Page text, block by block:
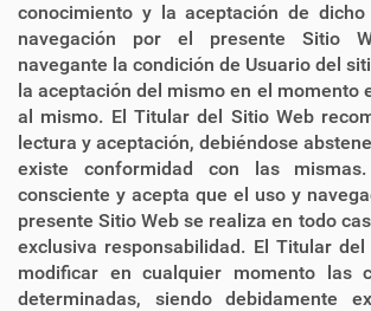
conocimiento y la aceptación de
navegación por el presente Sitio
navegante la condición de Usuario del
la aceptación del mismo en el momento
al mismo. El Titular del Sitio Web
lectura y aceptación, debiéndose
existe conformidad con las
consciente y acepta que el uso y
presente Sitio Web se realiza en todo
exclusiva responsabilidad. El Titular
modificar en cualquier momento las
determinadas, siendo debidamente